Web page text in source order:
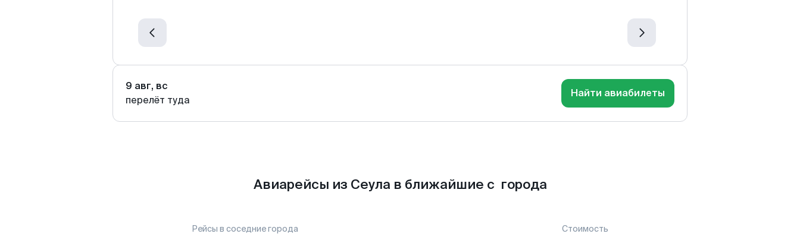
9 авг, вс
перелёт туда
Найти авиабилеты
Авиарейсы из Сеула в ближайшие с города
Рейсы в соседние города Стоимость